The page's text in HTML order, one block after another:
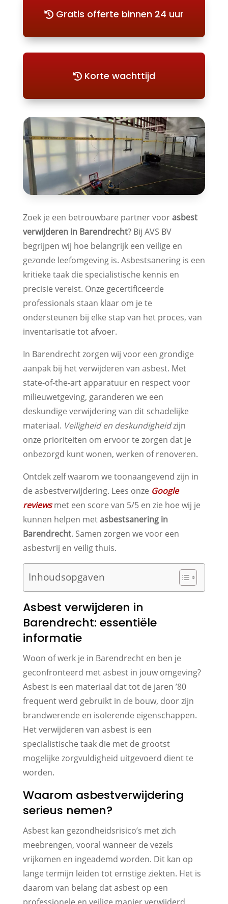
Gratis offerte binnen 24 uur
Korte wachttijd
Zoek je een betrouwbare partner voorasbest
verwijderen in Barendrecht? Bij AVS BV
begrijpen wij hoe belangrijk een veilige en
gezonde leefomgeving is. Asbestsanering is een
kritieke taak die specialistische kennis en
precisie vereist. Onze gecertificeerde
professionals staan klaar om je te
ondersteunen bij elke stap van het proces, van
inventarisatie tot afvoer.
In Barendrecht zorgen wij voor een grondige
aanpak bij het verwijderen van asbest. Met
state-of-the-art apparatuur en respect voor
milieuwetgeving, garanderen we een
deskundige verwijdering van dit schadelijke
materiaal. Veiligheid en deskundigheidzijn
onze prioriteiten om ervoor te zorgen dat je
onbezorgd kunt wonen, werken of renoveren.
Ontdek zelf waarom we toonaangevend zijn in
de asbestverwijdering. Lees onze Google
reviewsmet een score van 5/5 en zie hoe wij je
kunnen helpen metasbestsanering in
Barendrecht. Samen zorgen we voor een
asbestvrij en veilig thuis.
Inhoudsopgaven
Asbest verwijderen in
Barendrecht: essentiële
informatie
Woon of werk je in Barendrecht en ben je
geconfronteerd met asbest in jouw omgeving?
Asbest is een materiaal dat tot de jaren ’80
frequent werd gebruikt in de bouw, door zijn
brandwerende en isolerende eigenschappen.
Het verwijderen van asbest is een
specialistische taak die met de grootst
mogelijke zorgvuldigheid uitgevoerd dient te
worden.
Waarom asbestverwijdering
serieus nemen?
Asbest kan gezondheidsrisico’s met zich
meebrengen, vooral wanneer de vezels
vrijkomen en ingeademd worden. Dit kan op
lange termijn leiden tot ernstige ziekten. Het is
daarom van belang dat asbest op een